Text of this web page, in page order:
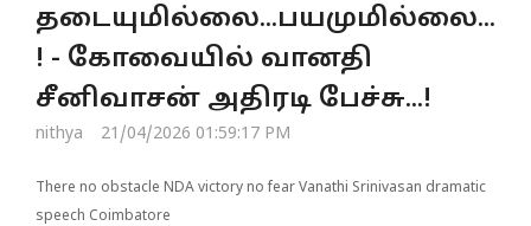
a
i
a
தடையுமில்லை...பயமுமில்லை...
! - கோவையில் வானதி
சீனிவாசன் அதிரடி பேச்சு...!
nithya 21/04/2026 01:59:17 PM
There no obstacle NDA victory no fear Vanathi Srinivasan dramatic
speech Coimbatore